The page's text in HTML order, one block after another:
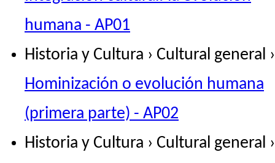
humana - AP01
Historia y Cultura › Cultural general ›
Hominización o evolución humana
(primera parte) - AP02
Historia y Cultura › Cultural general ›